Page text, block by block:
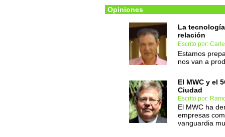
Opiniones
La
relación
Escrito por:
Estamos
nos van a
El MWC y el
Ciudad
Escrito por:
El MWC ha
empresas
vanguardia